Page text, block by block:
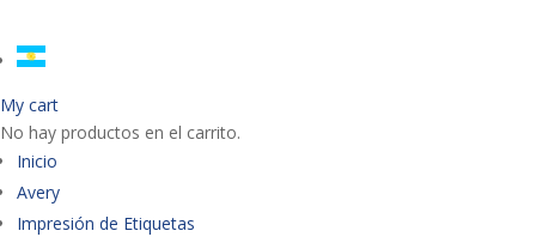
My cart
No hay productos en el carrito.
Inicio
Avery
Impresión de Etiquetas